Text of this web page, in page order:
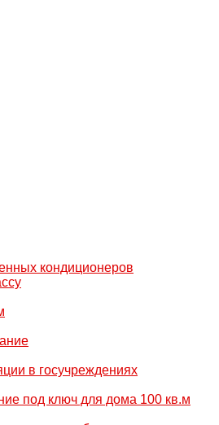
кондиционеров
в госучреждениях
под ключ для дома 100 кв.м